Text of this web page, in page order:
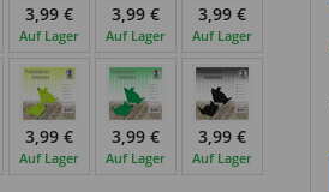
3,99 €
Auf Lager
3,99 €
Auf Lager
3,99 €
Auf Lager
3,99 €
Auf Lager
3,99 €
Auf Lager
3,99 €
Auf Lager